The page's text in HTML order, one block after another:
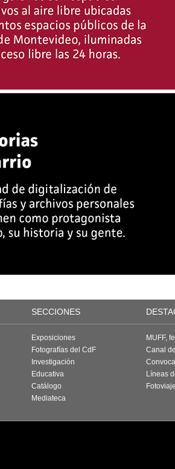
SECCIONES
Exposiciones
Fotografías del CdF
Investigación
Educativa
Catálogo
Mediateca
MUFF,
Canal
Líneas